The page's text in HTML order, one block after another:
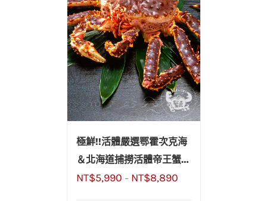
極鮮!!活體嚴選鄂霍次克海
＆北海道捕撈活體帝王蟹
(鱈場蟹)
NT$5,990 – NT$8,890